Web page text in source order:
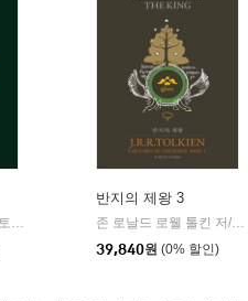
J.R.R.톨킨 저/크리스토퍼 톨킨 편/김보원 역 | arte(아르테)
반지의 제왕 3
존 로날드 로웰 톨킨 저/김보원,김번,이미애 역
39,840원 (0% 할인)